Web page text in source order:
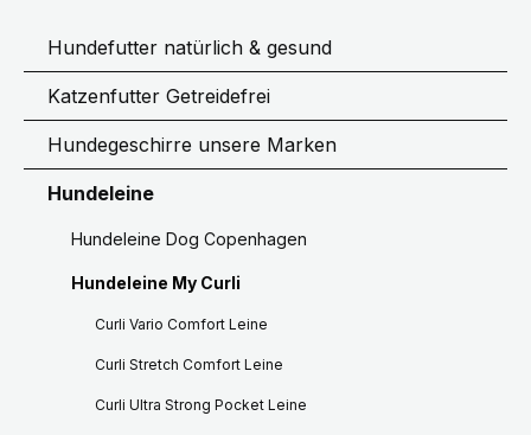
Hundefutter natürlich & gesund
Katzenfutter Getreidefrei
Hundegeschirre unsere Marken
Hundeleine
Hundeleine Dog Copenhagen
Hundeleine My Curli
Curli Vario Comfort Leine
Curli Stretch Comfort Leine
Curli Ultra Strong Pocket Leine